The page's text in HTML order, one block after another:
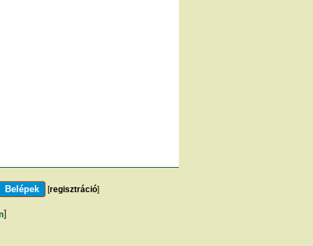
[regisztráció]